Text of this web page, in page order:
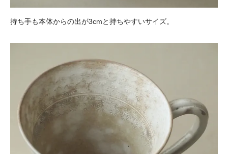
持ち手も本体からの出が3cmと持ちやすいサイズ。